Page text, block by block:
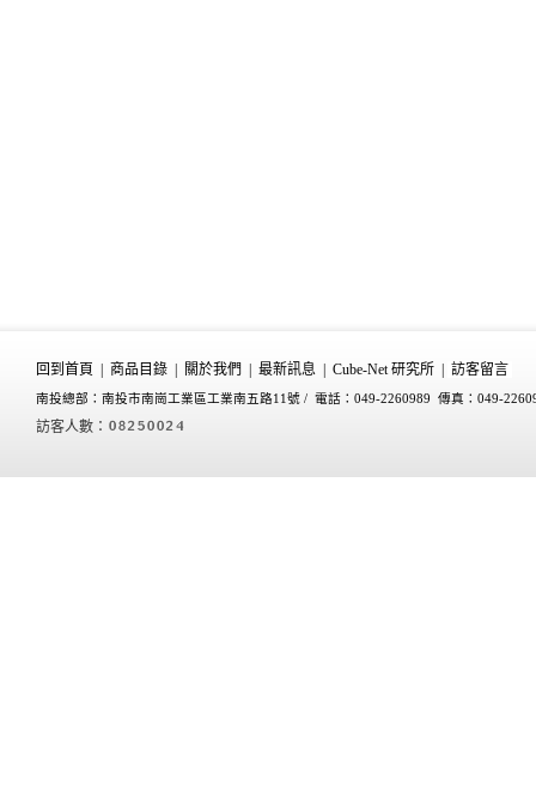
回到首頁 商品目錄 關於我們 最新訊息 Cube-Net 研究所 訪客留言
南投總部：南投市南崗工業區工業南五路11號 / 電話：049-2260989 傳真：049-
訪客人數：